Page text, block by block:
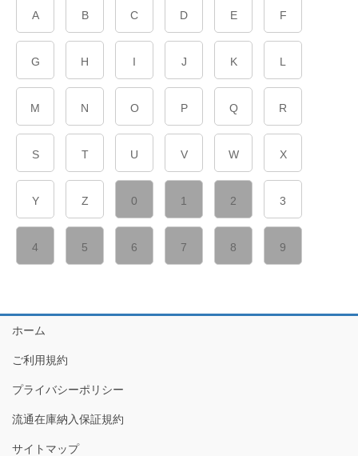
A B C D E F
G H I J K L
M N O P Q R
S T U V W X
Y Z 0 1 2 3
4 5 6 7 8 9
ホーム
ご利用規約
プライバシーポリシー
流通在庫納入保証規約
サイトマップ